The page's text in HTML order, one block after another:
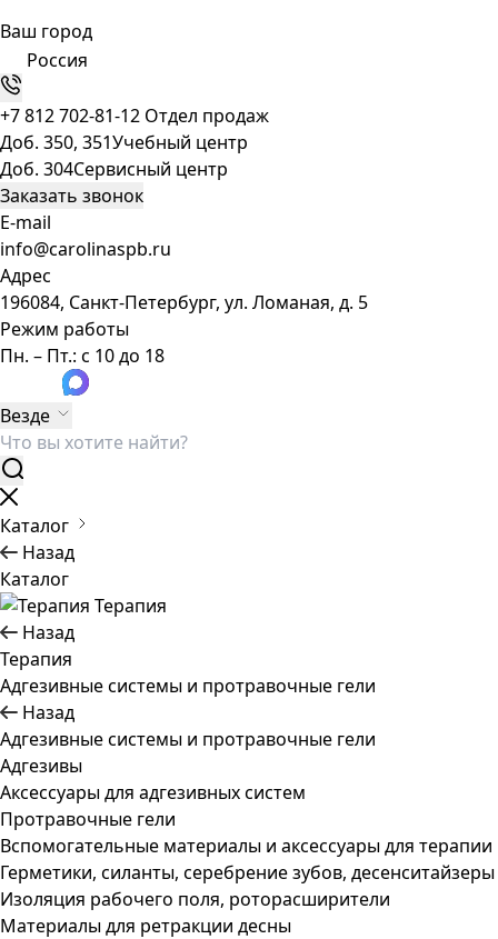
Ваш город
Россия
+7 812 702-81-12 Отдел продаж
Доб. 350, 351Учебный центр
Доб. 304Сервисный центр
Заказать звонок
E-mail
info@carolinaspb.ru
Адрес
196084, Санкт-Петербург, ул. Ломаная, д. 5
Режим работы
Пн. – Пт.: с 10 до 18
Везде
Каталог
Назад
Каталог
Терапия
Назад
Терапия
Адгезивные системы и протравочные гели
Назад
Адгезивные системы и протравочные гели
Адгезивы
Аксессуары для адгезивных систем
Протравочные гели
Вспомогательные материалы и аксессуары для терапии
Герметики, силанты, серебрение зубов, десенситайзеры
Изоляция рабочего поля, роторасширители
Материалы для ретракции десны